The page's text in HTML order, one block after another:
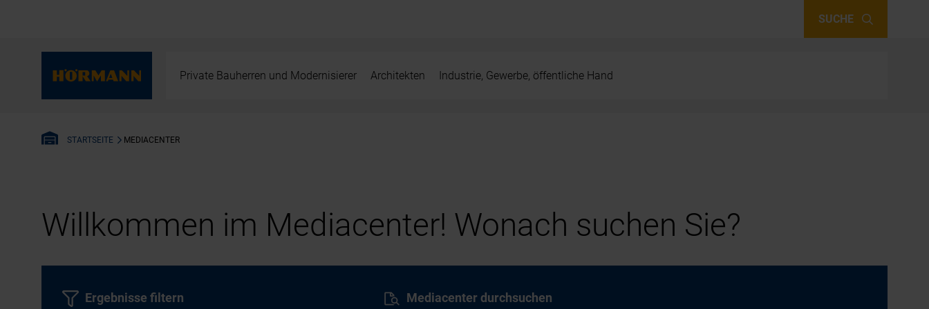
SUCHE
Private Bauherren und Modernisierer Architekten Industrie, Gewerbe, öffentliche Hand
STARTSEITE MEDIACENTER
Willkommen im Mediacenter! Wonach suchen Sie?
Mediacenter durchsuchen
Ergebnisse filtern